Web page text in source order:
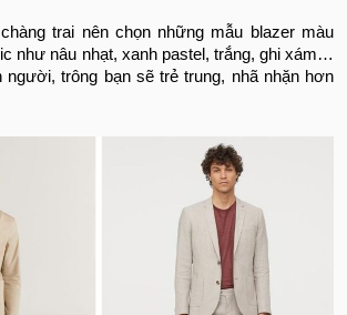
trai nên chọn những mẫu blazer màu
như nâu nhạt, xanh pastel, trắng, ghi xám…
người, trông bạn sẽ trẻ trung, nhã nhặn hơn